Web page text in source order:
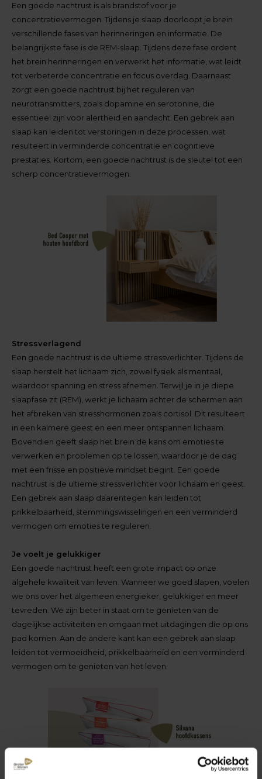
Een goede nachtrust is als brandstof voor je
concentratievermogen. Tijdens je slaap doorloopt je brein
verschillende fases van herinneringen en informatie. De
belangrijkste fase is de REM-slaap. Tijdens deze fase ordent
het brein herinneringen en verwerkt het informatie, wat leidt
tot verbeterde concentratie en focus overdag. Daarnaast
zorgt een goede nachtrust bij het reguleren van
neurotransmitters, zoals dopamine en serotonine, die
essentieel zijn voor alertheid en aandacht. Een gebrek aan
slaap kan leiden tot verstoringen in deze processen, wat
resulteert in verminderde concentratie en cognitieve
prestaties. Kortom, een goede nachtrust is de sleutel tot een
scherp concentratievermogen.
Stressverlagend
Een goede nachtrust is de ultieme stressverlichter. Tijdens de
slaap herstelt het lichaam zich, zowel fysiek als mentaal,
waardoor spanning en stress afnemen. Terwijl je in je diepe
slaapfase zit (REM), werkt je lichaam achter de schermen aan
het afbreken van stresshormonen zoals cortisol. Dit resulteert
in een kalmere geest en een meer ontspannen lichaam.
Bovendien geeft slaap het brein de kans om emoties te
verwerken en problemen op te lossen, waardoor je de dag
met een frisse en positieve mindset begint. Een goede
nachtrust is de ultieme stressverlichter voor lichaam en geest.
Een gebrek aan slaap daarentegen kan leiden tot
prikkelbaarheid, stemmingswisselingen en een verminderd
vermogen om emoties te reguleren.
Je voelt je gelukkiger
Een goede nachtrust heeft een grote impact op onze
algehele kwaliteit van leven. Wanneer we goed slapen, voelen
we ons over het algemeen energieker, gelukkiger en meer
tevreden. We zijn beter in staat om te genieten van de
dagelijkse activiteiten en omgaan met uitdagingen die op ons
pad komen. Aan de andere kant kan een gebrek aan slaap
leiden tot vermoeidheid, prikkelbaarheid en een verminderd
vermogen om te genieten van het leven.